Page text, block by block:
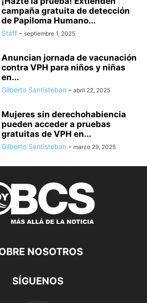
campaña gratuita de detección
de Papiloma Humano...
Staff - septiembre 1, 2025
Anuncian jornada de vacunación
contra VPH para niños y niñas
en...
Gilberto Santisteban - abril 22, 2025
Mujeres sin derechohabiencia
pueden acceder a pruebas
gratuitas de VPH en...
Gilberto Santisteban - marzo 29, 2025
NOSOTROS
SÍGUENOS